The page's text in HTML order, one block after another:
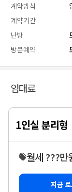
계약방식
계약기간
난방
방문예약
임대료
1인실 분리형
월세 ???만
지금